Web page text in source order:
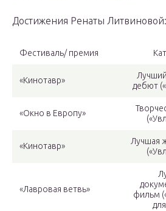
Достижения Ренаты Литвиновой:
Фестиваль/ премия
«Кинотавр»
дебют
«Окно в Европу»
«Кинотавр»
Лучшая
«Лавровая ветвь»
фильм